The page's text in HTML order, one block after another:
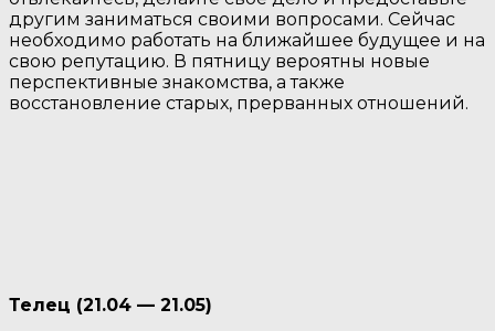
другим заниматься своими вопросами. Сейчас
необходимо работать на ближайшее будущее и на
свою репутацию. В пятницу вероятны новые
перспективные знакомства, а также
восстановление старых, прерванных отношений.
Телец (21.04 — 21.05)